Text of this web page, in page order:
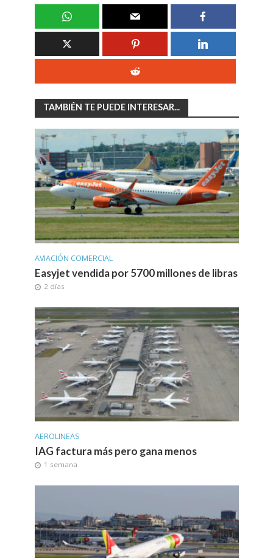
TAMBIÉN TE PUEDE INTERESAR...
AVIACIÓN COMERCIAL
Easyjet vendida por 5700 millones de libras
2 días
AEROLINEAS
IAG factura más pero gana menos
1 semana